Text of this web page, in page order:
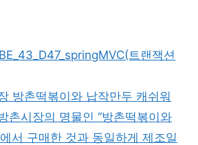
트랜잭션
방촌떡볶이와 납작만두 캐쉬워
촌시장의 명물인 “방촌떡볶이와
서 구매한 것과 동일하게 제조일